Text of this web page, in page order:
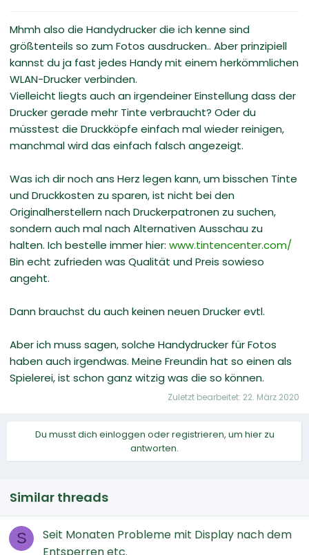
Mhmh also die Handydrucker die ich kenne sind
größtenteils so zum Fotos ausdrucken.. Aber prinzipiell
kannst du ja fast jedes Handy mit einem herkömmlichen
WLAN-Drucker verbinden.
Vielleicht liegts auch an irgendeiner Einstellung dass der
Drucker gerade mehr Tinte verbraucht? Oder du
müsstest die Druckköpfe einfach mal wieder reinigen,
manchmal wird das einfach falsch angezeigt.
Was ich dir noch ans Herz legen kann, um bisschen Tinte
und Druckkosten zu sparen, ist nicht bei den
Originalherstellern nach Druckerpatronen zu suchen,
sondern auch mal nach Alternativen Ausschau zu
halten. Ich bestelle immer hier: www.tintencenter.com/
Bin echt zufrieden was Qualität und Preis sowieso
angeht.
Dann brauchst du auch keinen neuen Drucker evtl.
Aber ich muss sagen, solche Handydrucker für Fotos
haben auch irgendwas. Meine Freundin hat so einen als
Spielerei, ist schon ganz witzig was die so können.
Zuletzt bearbeitet: 22. März 2020
Du musst dich einloggen oder registrieren, um hier zu
antworten.
Similar threads
S
Seit Monaten Probleme mit Display nach dem
Entsperren etc.